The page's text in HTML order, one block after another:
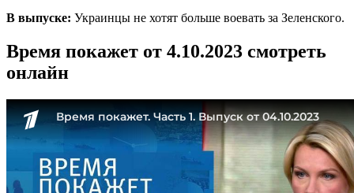
В выпуске: Украинцы не хотят больше воевать за Зеленского.
Время покажет от 4.10.2023 смотреть
онлайн